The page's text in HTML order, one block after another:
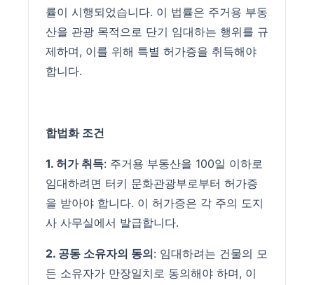
률이 시행되었습니다. 이 법률은 주거용 부동
산을 관광 목적으로 단기 임대하는 행위를 규
제하며, 이를 위해 특별 허가증을 취득해야
합니다.
합법화 조건
1. 허가 취득: 주거용 부동산을 100일 이하로
임대하려면 터키 문화관광부로부터 허가증
을 받아야 합니다. 이 허가증은 각 주의 도지
사 사무실에서 발급합니다.
2. 공동 소유자의 동의: 임대하려는 건물의 모
든 소유자가 만장일치로 동의해야 하며, 이